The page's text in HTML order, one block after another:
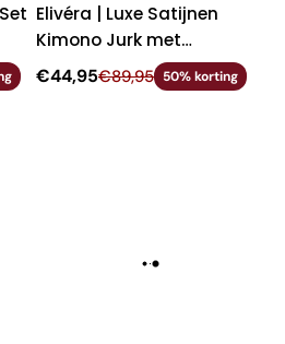
Elivéra | Luxe Satijnen
Kimono Jurk met
Bloemenprint &
Strikceintuur
€44,95€89,95 50% korting